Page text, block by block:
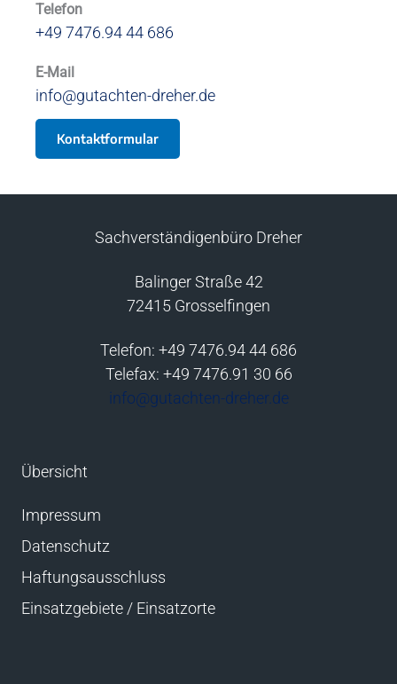
Telefon
+49 7476.94 44 686
E-Mail
info@gutachten-dreher.de
Kontaktformular
Sachverständigenbüro Dreher
Balinger Straße 42
72415 Grosselfingen
Telefon: +49 7476.94 44 686
Telefax: +49 7476.91 30 66
info@gutachten-dreher.de
Übersicht
Impressum
Datenschutz
Haftungsausschluss
Einsatzgebiete / Einsatzorte